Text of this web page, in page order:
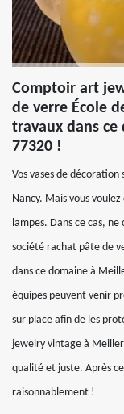
Comptoir art
de verre École
travaux dans
77320 !
Vos vases de
Nancy. Mais vous
lampes. Dans ce cas,
société rachat pâte de
dans ce domaine à
équipes peuvent venir
sur place afin de les
jewelry vintage à
qualité et juste. Après
raisonnablement !